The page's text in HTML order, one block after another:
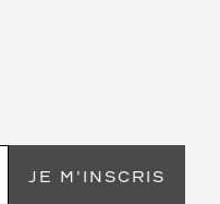
JE M'INSCRIS